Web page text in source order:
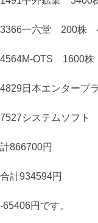
3366一六堂 200株
4564M-OTS 1600
4829日本エンター
7527システムソフ
計866700円
合計934594円
-65406円です。